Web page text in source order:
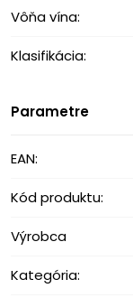
Vôňa vína:
Klasifikácia:
Parametre
EAN:
Kód produktu:
Výrobca
Kategória: